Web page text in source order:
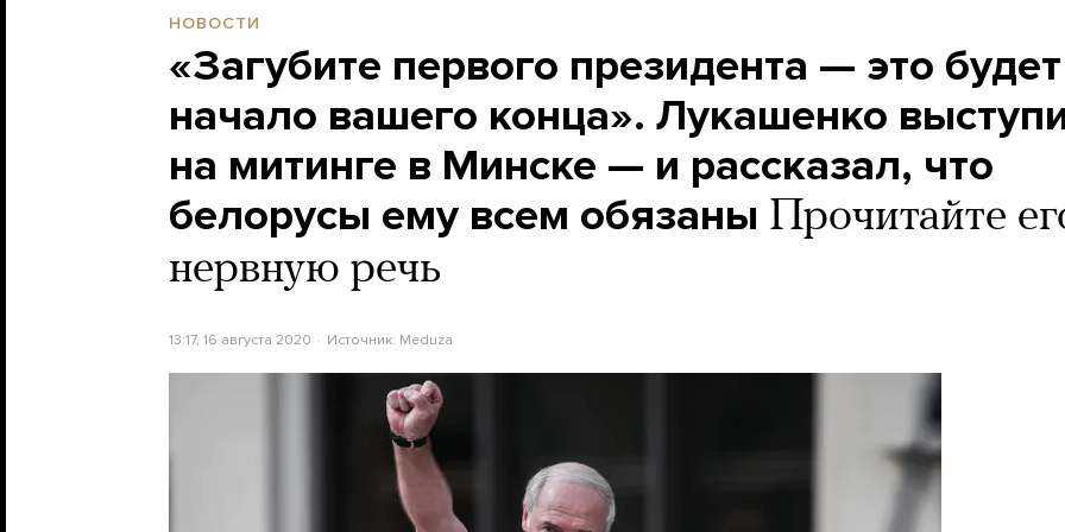
НОВОСТИ
«Загубите первого президента — это будет
начало вашего конца». Лукашенко
на митинге в Минске — и рассказал, что
белорусы ему всем обязаны Прочитайте
нервную речь
13:17, 16 августа 2020 Источник: Meduza